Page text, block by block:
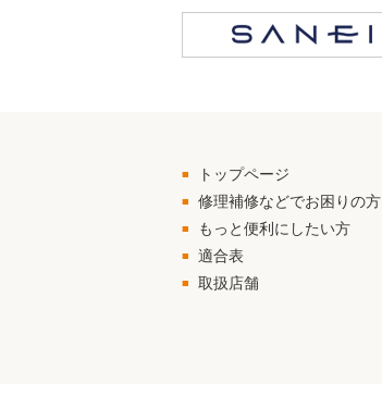
トップページ
修理補修などでお困りの方
もっと便利にしたい方
適合表
取扱店舗